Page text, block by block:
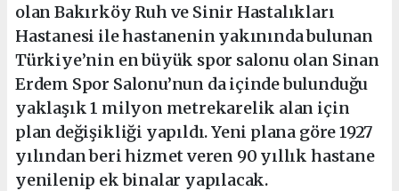
olan Bakırköy Ruh ve Sinir Hastalıkları
Hastanesi ile hastanenin yakınında bulunan
Türkiye’nin en büyük spor salonu olan Sinan
Erdem Spor Salonu’nun da içinde bulunduğu
yaklaşık 1 milyon metrekarelik alan için
plan değişikliği yapıldı. Yeni plana göre 1927
yılından beri hizmet veren 90 yıllık hastane
yenilenip ek binalar yapılacak.